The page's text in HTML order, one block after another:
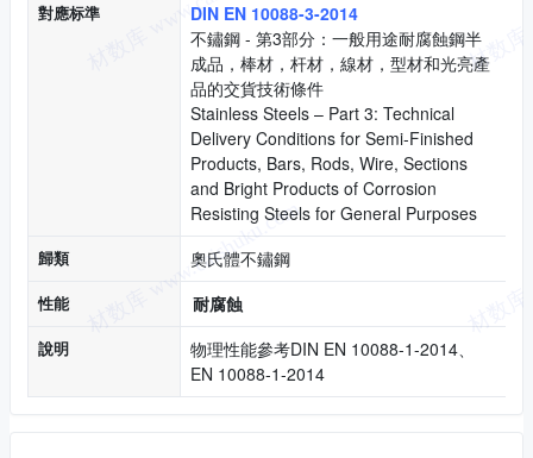
對應标準
DIN EN 10088-3-2014
不鏽鋼 - 第3部分：一般用途耐腐蝕鋼半
成品，棒材，杆材，線材，型材和光亮產
品的交貨技術條件
Stainless Steels – Part 3: Technical
Delivery Conditions for Semi-Finished
Products, Bars, Rods, Wire, Sections
and Bright Products of Corrosion
Resisting Steels for General Purposes
歸類 奧氏體不鏽鋼
性能 耐腐蝕
說明
物理性能參考DIN EN 10088-1-2014、
EN 10088-1-2014